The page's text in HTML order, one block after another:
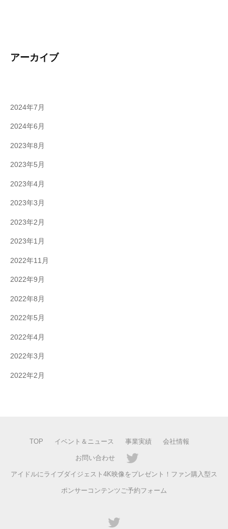
アーカイブ
2024年7月
2024年6月
2023年8月
2023年5月
2023年4月
2023年3月
2023年2月
2023年1月
2022年11月
2022年9月
2022年8月
2022年5月
2022年4月
2022年3月
2022年2月
TOP イベント＆ニュース 事業実績 会社情報
お問い合わせ
アイドルにライブダイジェスト4K映像をプレゼント！ファン購入型ス
ポンサーコンテンツご予約フォーム
twitter